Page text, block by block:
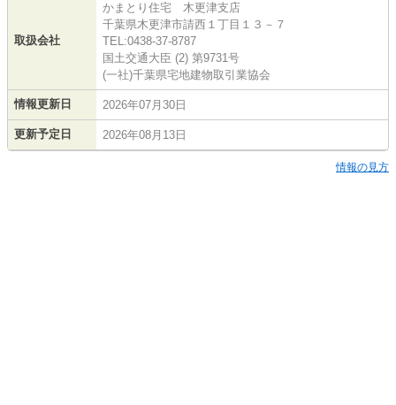
取扱会社
かまとり住宅 木更津支店
千葉県木更津市請西１丁目１３－７
TEL:0438-37-8787
国土交通大臣 (2) 第9731号
(一社)千葉県宅地建物取引業協会
情報更新日 2026年07月30日
更新予定日 2026年08月13日
情報の見方